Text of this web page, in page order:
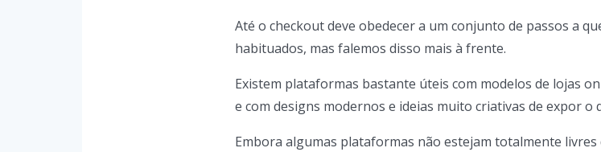
Até o checkout deve obedecer a um conjunto de passos a
habituados, mas falemos disso mais à frente.
Existem plataformas bastante úteis com modelos de lojas
e com designs modernos e ideias muito criativas de expor o
Embora algumas plataformas não estejam totalmente livres